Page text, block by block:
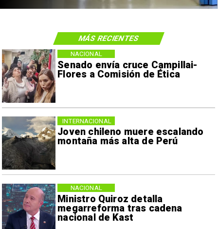
Senado envía cruce Campillai-
Flores a Comisión de Ética
NACIONAL
Joven chileno muere escalando
montaña más alta de Perú
INTERNACIONAL
Ministro Quiroz detalla
megarreforma tras cadena
nacional de Kast
NACIONAL
MÁS RECIENTES